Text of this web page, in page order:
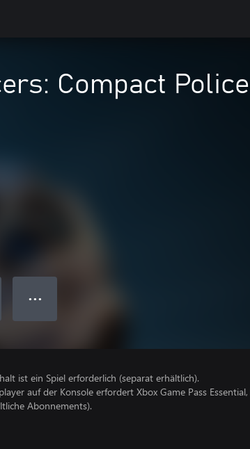
Compact
● ● ●
ist ein Spiel erforderlich (separat erhältlich).
auf der Konsole erfordert Xbox Game Pass
Abonnements).